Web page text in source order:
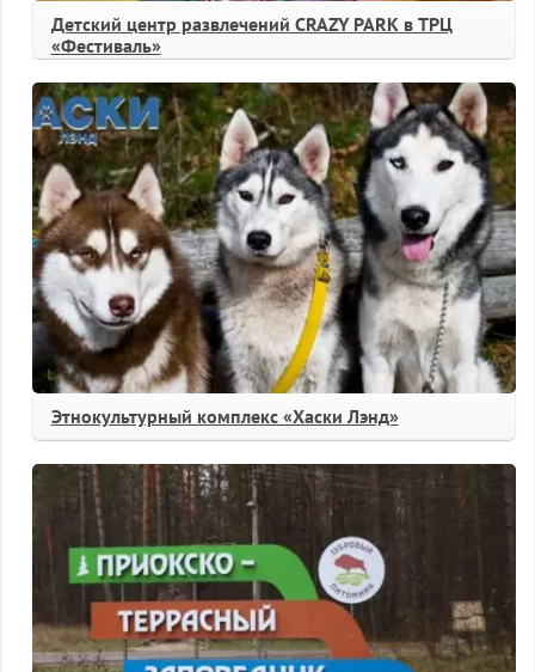
Детский центр развлечений CRAZY PARK в ТРЦ
«Фестиваль»
Этнокультурный комплекс «Хаски Лэнд»